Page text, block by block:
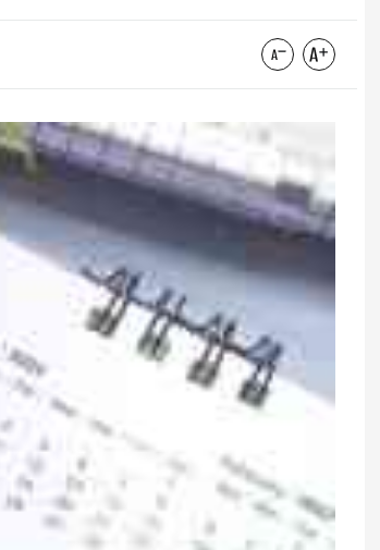
Bədəndə zülal çatışmazlığını
göstərən 5 əlamət